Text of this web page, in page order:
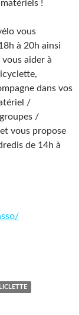
!
vous
à 20h ainsi
aider à
dans vos
/
/
vous propose
de 14h à